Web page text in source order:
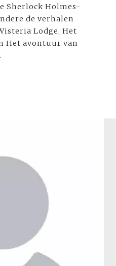
Sherlock Holmes-
de verhalen
Lodge, Het
Het avontuur van